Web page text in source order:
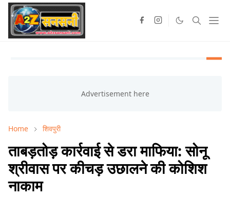
Home शिवपुरी
ताबड़तोड़ कार्रवाई से डरा माफिया: सोनू
श्रीवास पर कीचड़ उछालने की कोशिश
नाकाम